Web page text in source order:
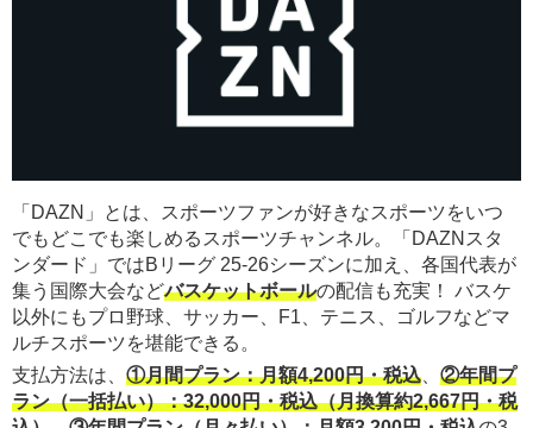
「DAZN」とは、スポーツファンが好きなスポーツをいつ
でもどこでも楽しめるスポーツチャンネル。「DAZNスタ
ンダード」ではBリーグ 25-26シーズンに加え、各国代表が
集う国際大会などバスケットボールの配信も充実！ バスケ
以外にもプロ野球、サッカー、F1、テニス、ゴルフなどマ
ルチスポーツを堪能できる。
支払方法は、 ①月間プラン：月額4,200円・税込、 ②年間プ
ラン（一括払い）：32,000円・税込（月換算約2,667円・税